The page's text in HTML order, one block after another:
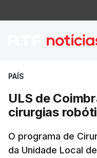
ULS de
PAÍS
ULS de
cirurgias
O programa de
da Unidade Local